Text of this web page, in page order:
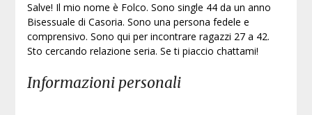
Salve! Il mio nome è Folco. Sono single 44 da un anno
Bisessuale di Casoria. Sono una persona fedele e
comprensivo. Sono qui per incontrare ragazzi 27 a 42.
Sto cercando relazione seria. Se ti piaccio chattami!
Informazioni personali